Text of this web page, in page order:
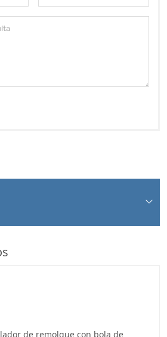
de remolque con bola de